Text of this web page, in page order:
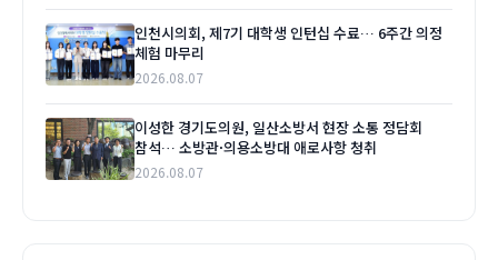
인천시의회, 제7기 대학생 인턴십 수료… 6주간 의정
체험 마무리
2026.08.07
이성한 경기도의원, 일산소방서 현장 소통 정담회
참석… 소방관·의용소방대 애로사항 청취
2026.08.07